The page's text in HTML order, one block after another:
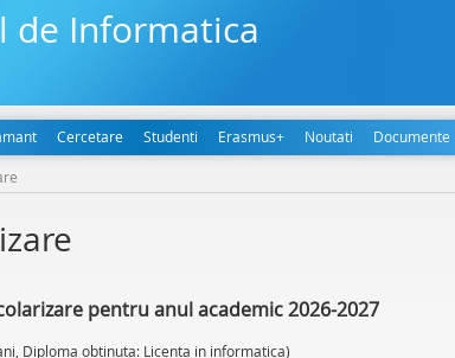
de Informatica
Cercetare Studenti Erasmus+ Noutati Documente
pentru anul academic 2026-2027
Diploma obtinuta: Licenta in informatica)